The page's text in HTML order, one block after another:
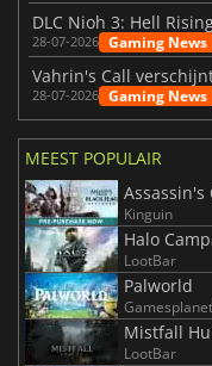
DLC Nioh 3: Hell
28-07-2026 Gaming News
28-07-2026 Gaming News
MEEST POPULAIR
Assassin's
Kinguin
Halo
LootBar
Palworld
Mistfall
LootBar